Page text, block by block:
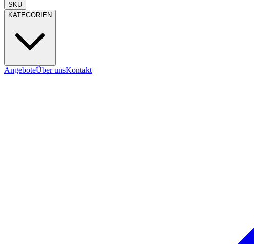
SKU
KATEGORIEN
AngeboteÜber unsKontakt